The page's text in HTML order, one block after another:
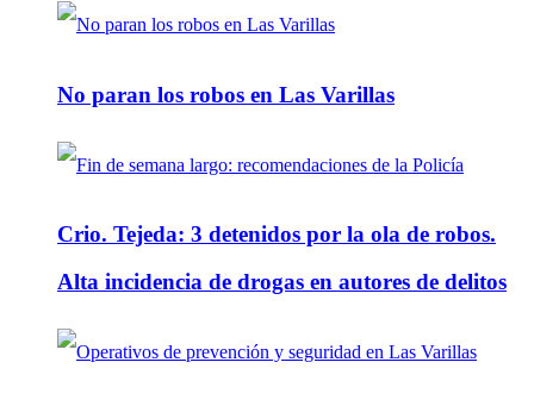
No paran los robos en Las Varillas
Crio. Tejeda: 3 detenidos por la ola de robos.
Alta incidencia de drogas en autores de delitos